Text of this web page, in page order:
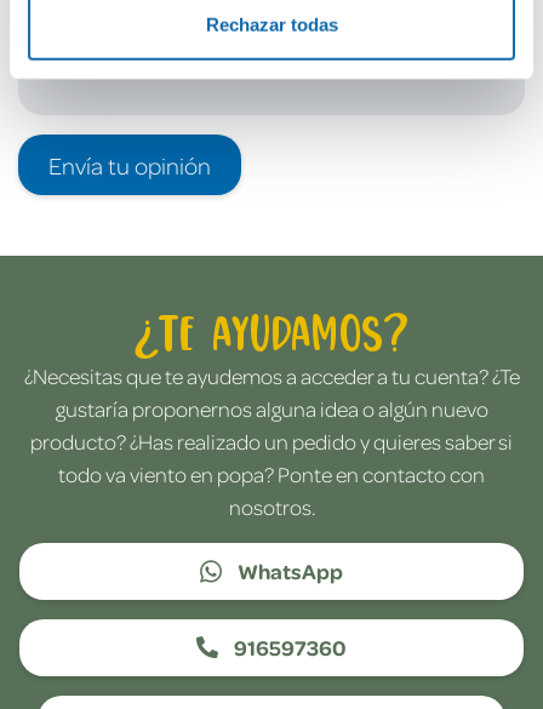
Rechazar todas
Envía tu opinión
¿Te ayudamos?
¿Necesitas que te ayudemos a acceder a tu cuenta? ¿Te
gustaría proponernos alguna idea o algún nuevo
producto? ¿Has realizado un pedido y quieres saber si
todo va viento en popa? Ponte en contacto con
nosotros.
WhatsApp
916597360